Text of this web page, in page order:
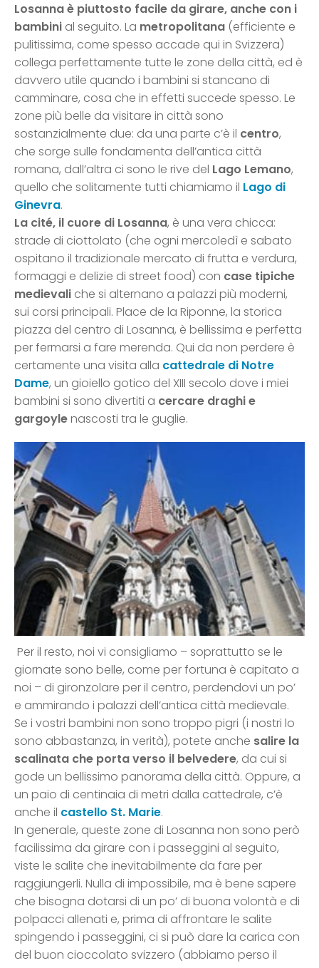
Losanna è piuttosto facile da girare, anche con i
bambini al seguito. La metropolitana (efficiente e
pulitissima, come spesso accade qui in Svizzera)
collega perfettamente tutte le zone della città, ed è
davvero utile quando i bambini si stancano di
camminare, cosa che in effetti succede spesso. Le
zone più belle da visitare in città sono
sostanzialmente due: da una parte c’è il centro,
che sorge sulle fondamenta dell’antica città
romana, dall’altra ci sono le rive del Lago Lemano,
quello che solitamente tutti chiamiamo il Lago di
Ginevra.
La cité, il cuore di Losanna, è una vera chicca:
strade di ciottolato (che ogni mercoledì e sabato
ospitano il tradizionale mercato di frutta e verdura,
formaggi e delizie di street food) con case tipiche
medievali che si alternano a palazzi più moderni,
sui corsi principali. Place de la Riponne, la storica
piazza del centro di Losanna, è bellissima e perfetta
per fermarsi a fare merenda. Qui da non perdere è
certamente una visita alla cattedrale di Notre
Dame, un gioiello gotico del XIII secolo dove i miei
bambini si sono divertiti a cercare draghi e
gargoylenascosti tra le guglie.
Per il resto, noi vi consigliamo – soprattutto se le
giornate sono belle, come per fortuna è capitato a
noi – di gironzolare per il centro, perdendovi un po’
e ammirando i palazzi dell’antica città medievale.
Se i vostri bambini non sono troppo pigri (i nostri lo
sono abbastanza, in verità), potete anche salire la
scalinata che porta verso il belvedere, da cui si
gode un bellissimo panorama della città. Oppure, a
un paio di centinaia di metri dalla cattedrale, c’è
anche il castello St. Marie.
In generale, queste zone di Losanna non sono però
facilissima da girare con i passeggini al seguito,
viste le salite che inevitabilmente da fare per
raggiungerli. Nulla di impossibile, ma è bene sapere
che bisogna dotarsi di un po’ di buona volontà e di
polpacci allenati e, prima di affrontare le salite
spingendo i passeggini, ci si può dare la carica con
del buon cioccolato svizzero (abbiamo perso il